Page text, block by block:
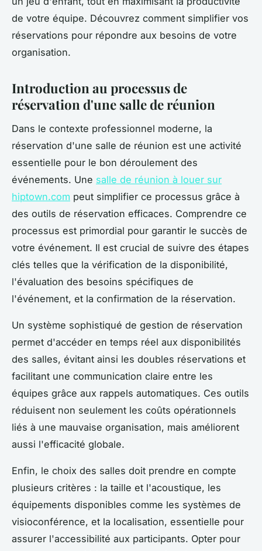
de votre équipe. Découvrez comment simplifier vos
réservations pour répondre aux besoins de votre
organisation.
Introduction au processus de
réservation d'une salle de réunion
Dans le contexte professionnel moderne, la
réservation d'une salle de réunion est une activité
essentielle pour le bon déroulement des
événements. Une salle de réunion à louer sur
hiptown.com peut simplifier ce processus grâce à
des outils de réservation efficaces. Comprendre ce
processus est primordial pour garantir le succès de
votre événement. Il est crucial de suivre des étapes
clés telles que la vérification de la disponibilité,
l'évaluation des besoins spécifiques de
l'événement, et la confirmation de la réservation.
Un système sophistiqué de gestion de réservation
permet d'accéder en temps réel aux disponibilités
des salles, évitant ainsi les doubles réservations et
facilitant une communication claire entre les
équipes grâce aux rappels automatiques. Ces outils
réduisent non seulement les coûts opérationnels
liés à une mauvaise organisation, mais améliorent
aussi l'efficacité globale.
Enfin, le choix des salles doit prendre en compte
plusieurs critères : la taille et l'acoustique, les
équipements disponibles comme les systèmes de
visioconférence, et la localisation, essentielle pour
assurer l'accessibilité aux participants. Opter pour